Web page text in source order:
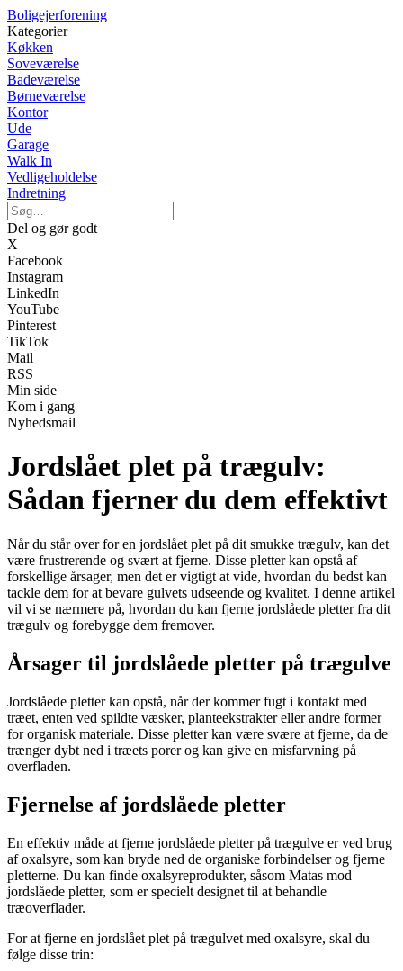
Boligejerforening
Kategorier
Køkken
Soveværelse
Badeværelse
Børneværelse
Kontor
Ude
Garage
Walk In
Vedligeholdelse
Indretning
Del og gør godt
X
Facebook
Instagram
LinkedIn
YouTube
Pinterest
TikTok
Mail
RSS
Min side
Kom i gang
Nyhedsmail
Jordslået plet på trægulv:
Sådan fjerner du dem effektivt
Når du står over for en jordslået plet på dit smukke trægulv, kan det
være frustrerende og svært at fjerne. Disse pletter kan opstå af
forskellige årsager, men det er vigtigt at vide, hvordan du bedst kan
tackle dem for at bevare gulvets udseende og kvalitet. I denne artikel
vil vi se nærmere på, hvordan du kan fjerne jordslåede pletter fra dit
trægulv og forebygge dem fremover.
Årsager til jordslåede pletter på trægulve
Jordslåede pletter kan opstå, når der kommer fugt i kontakt med
træet, enten ved spildte væsker, planteekstrakter eller andre former
for organisk materiale. Disse pletter kan være svære at fjerne, da de
trænger dybt ned i træets porer og kan give en misfarvning på
overfladen.
Fjernelse af jordslåede pletter
En effektiv måde at fjerne jordslåede pletter på trægulve er ved brug
af oxalsyre, som kan bryde ned de organiske forbindelser og fjerne
pletterne. Du kan finde oxalsyreprodukter, såsom Matas mod
jordslåede pletter, som er specielt designet til at behandle
træoverflader.
For at fjerne en jordslået plet på trægulvet med oxalsyre, skal du
følge disse trin: